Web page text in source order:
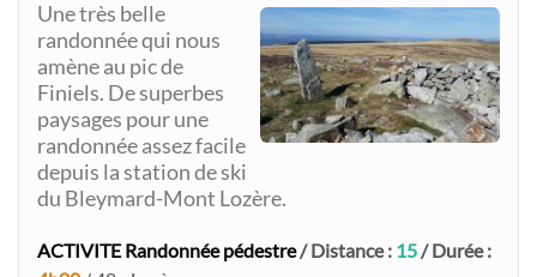
Une très belle
randonnée qui nous
amène au pic de
Finiels. De superbes
paysages pour une
randonnée assez facile
depuis la station de ski
du Bleymard-Mont Lozère.
ACTIVITE Randonnée pédestre/ Distance : 15/ Durée :